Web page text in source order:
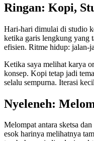
Ringan: Kopi,
Hari-hari dimulai di studio
ketika garis lengkung yang
efisien. Ritme hidup: jalan-
Ketika saya melihat karya
konsep. Kopi tetap jadi
selalu sempurna. Iterasi
Nyeleneh:
Melompat antara sketsa
esok harinya melihatnya